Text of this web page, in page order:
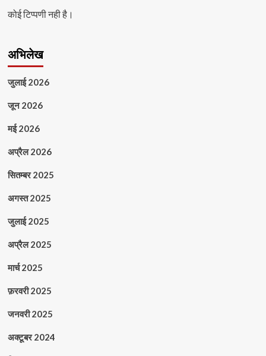
कोई टिप्पणी नही है।
अभिलेख
जुलाई 2026
जून 2026
मई 2026
अप्रैल 2026
सितम्बर 2025
अगस्त 2025
जुलाई 2025
अप्रैल 2025
मार्च 2025
फ़रवरी 2025
जनवरी 2025
अक्टूबर 2024